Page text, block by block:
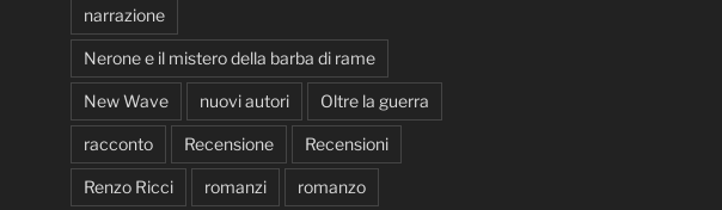
narrazione
Nerone e il mistero della barba di rame
New Wave nuovi autori Oltre la guerra
racconto Recensione Recensioni
Renzo Ricci romanzi romanzo